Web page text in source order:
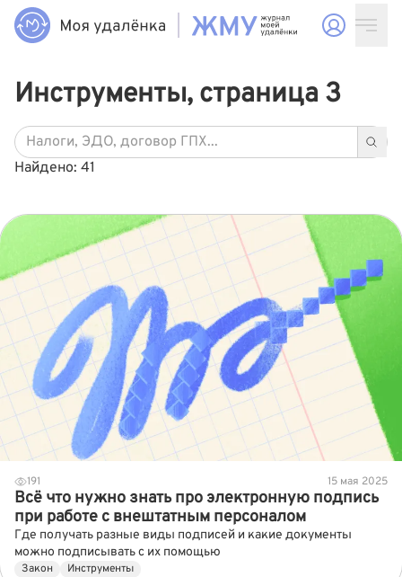
Инструменты, страница 3
Найдено: 41
191 15 мая 2025
Всё что нужно знать про электронную подпись
при работе с внештатным персоналом
Где получать разные виды подписей и какие документы
можно подписывать с их помощью
Закон Инструменты